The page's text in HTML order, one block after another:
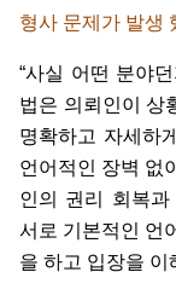
형사 문제가 발생
“사실 어떤 분야던
법은 의뢰인이 상
명확하고 자세하게
언어적인 장벽 없이
인의
권리 회복과
서로 기본적인 언
을 하고 입장을 이